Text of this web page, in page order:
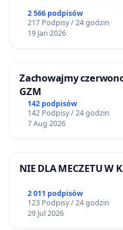
2 566 podpisów
217 Podpisy / 24 godzin
19 Jan 2026
Zachowajmy
GZM
142 podpisów
142 Podpisy / 24 godzin
7 Aug 2026
NIE DLA MECZETU W
2 011 podpisów
123 Podpisy / 24 godzin
29 Jul 2026